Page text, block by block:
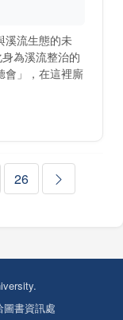
溪流生態的未
為溪流整治的
會」，在這裡廝
26
書資訊處